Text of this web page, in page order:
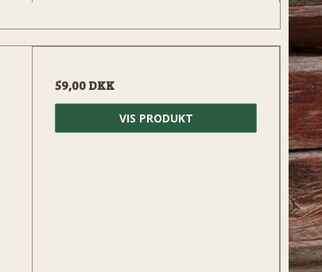
59,00 DKK
VIS PRODUKT